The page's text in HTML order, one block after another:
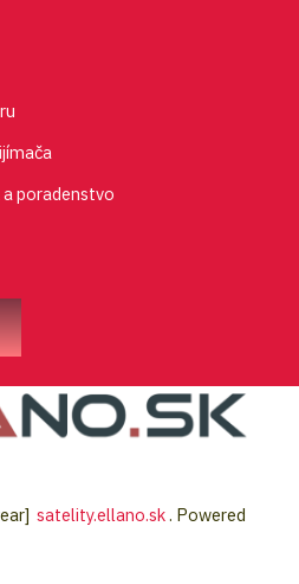
poradenstvo
satelity.ellano.sk. Powered